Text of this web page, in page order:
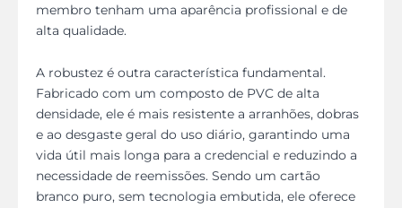
membro tenham uma aparência profissional e de
alta qualidade.
A robustez é outra característica fundamental.
Fabricado com um composto de PVC de alta
densidade, ele é mais resistente a arranhões, dobras
e ao desgaste geral do uso diário, garantindo uma
vida útil mais longa para a credencial e reduzindo a
necessidade de reemissões. Sendo um cartão
branco puro, sem tecnologia embutida, ele oferece